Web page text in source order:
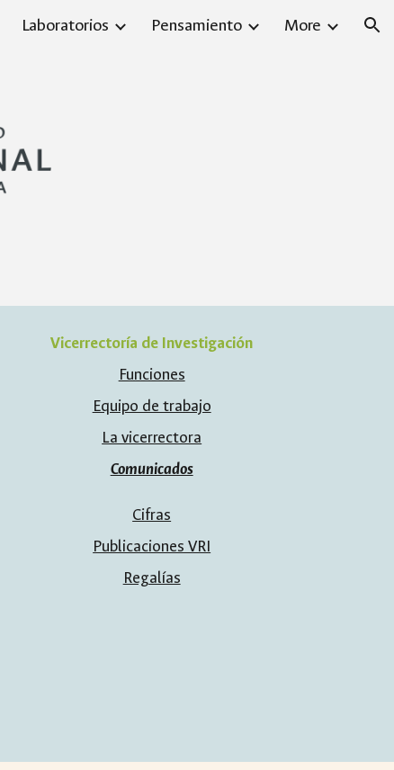
Laboratorios Pensamiento More
Vicerrectoría de Investigación
Funciones
Equipo de trabajo
La vicerrectora
Comunicados
Cifras
Publicaciones VRI
Regalías